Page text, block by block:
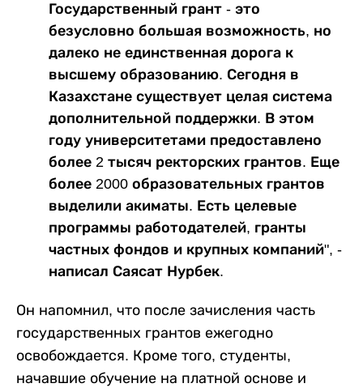
Государственный грант - это
безусловно большая возможность, но
далеко не единственная дорога к
высшему образованию. Сегодня в
Казахстане существует целая система
дополнительной поддержки. В этом
году университетами предоставлено
более 2 тысяч ректорских грантов. Еще
более 2000 образовательных грантов
выделили акиматы. Есть целевые
программы работодателей, гранты
частных фондов и крупных компаний", -
написал Саясат Нурбек.
Он напомнил, что после зачисления часть
государственных грантов ежегодно
освобождается. Кроме того, студенты,
начавшие обучение на платной основе и